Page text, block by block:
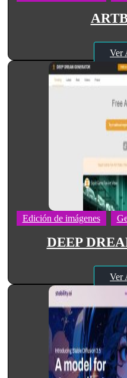
Ver
Edición de imágenes
DEEP
Ver